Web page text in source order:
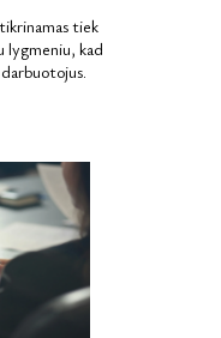
tiek
lygmeniu, kad